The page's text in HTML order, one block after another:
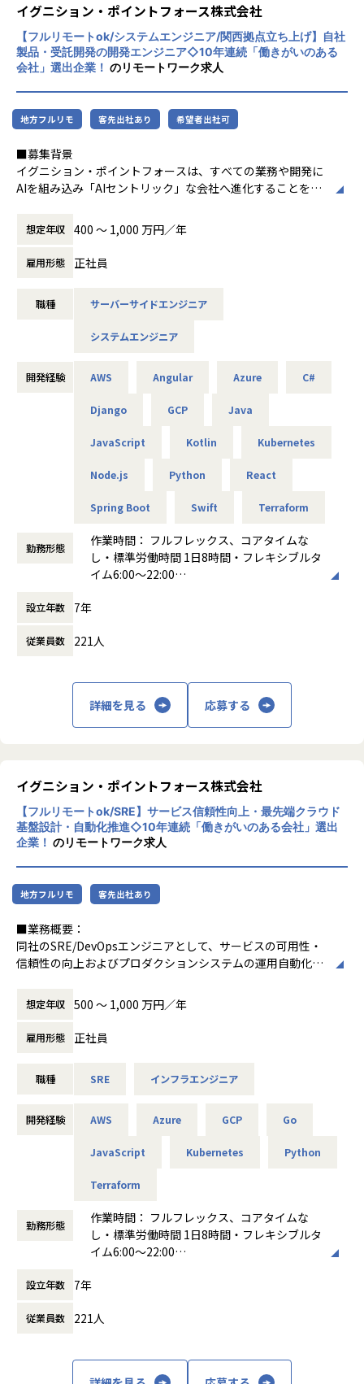
■配属部署
※下記3部署いずれかに配属となります(ご経験やご希望領域
を踏まえて最終決定致します）
①金融業界メイン(クレジットカード領域・銀行等）のフロン
トシステムの開発・運用・保守を幅広く担う部署。
社員人数：約40名
② Salesforce、Power Platform、スクラッチ開発を組み合
わせ、
お客様の業務課題に応じた最適な業務アプリケーション開発
を支援する部署。
社員人数：約60名
ド会員向けインターネットサービスなど、社会インフラを支
社員数：約25名
■配属事業本部
ド連携・チャットボット・RPA・AI活用などに特化した開発
今後の方針としては、金融フロントを軸にデータAI QAを統
合した高付加価値SIモデルを目指している部署となります。
また、大きな特徴として、AI駆動開発に積極的に取り組んで
生成AIや各種AIツールを活用しながら、開発生産性の向上、
品質改善、業務効率化を推進しております。
AIを単なる話題として捉えるのではなく AI活用を含めた次世
①魅力的な開発環境
要件定義・基本設計などの上流工程から、詳細設計、構築、
テストまで幅広い工程に携わることができ、特定工程だけに
案件構成としては、一次請け(約3割)・二次請け合計で7〜8
トに参画いただけます。また、全体の約6割が上流工程を含
また、SES・受託案件を通じて新しい技術に挑戦できる機会
もあり、社内にはナレッジ共有の文化が根付いているため、
周囲に相談しながら技術力を高めていくことが可能です。
②キャリアマップにそった案件アサインが可能
エンジニアのスキルアップと人材育成を重要な経営テーマと
している位、人材を大切にしています。
現場での経験だけでなく、継続的な学びと挑戦を通じて、一
人ひとりが着実に成長できる環境づくりに力を入れていま
す。
案件アサイン時は、今後なりたいキャリアを尊重しながら双
③通しの良さと人を大切にする組織文化
コミュニケーションを重視した社員関係を築いており、個々
周囲と連携しながら仕事を進める風土があります。
るなど新しく入社される方を歓迎する風土があります！
とも可能です。
キャリアについて
マネージャー職としてマネジメントに注力するキャリアとエ
定期的に上長と面談をする機会を設けておりますので、その
際にどちらの道に進むか・今後どのようなキャリアを積みた
いかなどをお話しいただいております
【業務の変更の範囲】
イグニション・ポイントフォース株式会社
【フルリモートok/システムエンジニア/関西拠点立ち上げ】自社
製品・受託開発の開発エンジニア◇10年連続「働きがいのある
会社」選出企業！ のリモートワーク求人
地方フルリモ 客先出社あり 希望者出社可
■募集背景
イグニション・ポイントフォースは、すべての業務や開発に
AIを組み込み「AIセントリック」な会社へ進化することを目
革を、戦略策定から実装まで一気通貫で推進しています。
この度、西日本エリアのクライアントへの価値提供を強化す
るため、関西拠点（大阪）の立ち上げを担う中核メンバーと
して、シニアシステムエンジニアを募集します。
多様な業界・プロジェクトで最先端技術や大規模開発を経験
弊社が創発する新規事業の製品開発および、グループが受託
躍いただきます。
の設計・開発・運用
・チーム内ミーティング、アジャイル開発推進
・新技術の調査・導入や開発プロセス改善
【プロジェクト例】
・大手企業向け業務システム開発（Java, Spring, AWS）
・スタートアップ新規サービスの立ち上げ（React, Node.js,
・モバイルアプリ開発（Swift, Kotlin）
ョンの技術選定
【このポジションの魅力】
・自社プロダクトと受託開発の両方で、多様な技術スタック
（例：AWS/React/Node.js）を習得可能
ックリードとしての成長機会が豊富
・新しいAIツールやフレームワークの導入、既存システムへ
のAI機能の組み込みなど、技術選定やアーキテクチャ設計に
も裁量を持って関与可能
【弊社で実現できる働き方・魅力】
・VPoE（取締役兼エンジニアリング責任者）と協働で、技
術特化型からマネジメント志向まで柔軟なキャリアプランを
構築できます。
・1on1の時間などを設定し、キャリア～プライベートまで
オープンコミュニケーションをとることもできます。
・「新ツール導入」「開発フロー刷新」など、技術選定から
実装案件にも参画できます。
ラム等）をプロジェクトごとに選択できるため、幅広いプロ
・スピード感を持った事業推進に携われる環境があり、変化
・クライアント企業のプロジェクトだけでなく、自社開発に
やすい環境です。
・「ゆたかな人生のきっかけを」を理念に掲げ、多様な職種
うフラットな組織文化が根付いています。
・グループ全体が急成長フェーズにあり、主体的に組織成長
を実感しながらキャリアを築くことができます。
を後押しする制度が充実しています。
なく、実績・貢献度に応じて正当に還元される環境です。
フバランスを重視した柔軟な働き方が実現できます。
想定年収 400 〜 1,000 万円／年
雇用形態 正社員
職種 サーバーサイドエンジニア
システムエンジニア
開発経験 AWS Angular Azure C#
Django GCP Java
JavaScript Kotlin Kubernetes
Node.js Python React
Spring Boot Swift Terraform
勤務形態
作業時間： フルフレックス、コアタイムな
し・標準労働時間 1日8時間・フレキシブルタ
イム6:00～22:00
時間外労働の有無： 有（月平均15時間）
設立年数 7年
従業員数 221人
詳細を見る 応募する
イグニション・ポイントフォース株式会社
【フルリモートok/SRE】サービス信頼性向上・最先端クラウド
基盤設計・自動化推進◇10年連続「働きがいのある会社」選出
企業！ のリモートワーク求人
地方フルリモ 客先出社あり
■業務概要：
同社のSRE/DevOpsエンジニアとして、サービスの可用性・
信頼性の向上およびプロダクションシステムの運用自動化を
メント方向のキャリアパスも描ける役割です。
■業務詳細：
・サービスの可用性・信頼性向上のための設計・開発・運用
・インフラ自動化（IaC）、CI/CDパイプラインの構築・運用
・開発チームや他エンジニアとの連携によるサービス品質向
・技術選定や新技術の導入検証
【業務の変更の範囲】
想定年収 500 〜 1,000 万円／年
雇用形態 正社員
職種 SRE インフラエンジニア
開発経験 AWS Azure GCP Go
JavaScript Kubernetes Python
Terraform
勤務形態
作業時間： フルフレックス、コアタイムな
し・標準労働時間 1日8時間・フレキシブルタ
イム6:00～22:00
時間外労働の有無： 有（月平均15時間）
設立年数 7年
従業員数 221人